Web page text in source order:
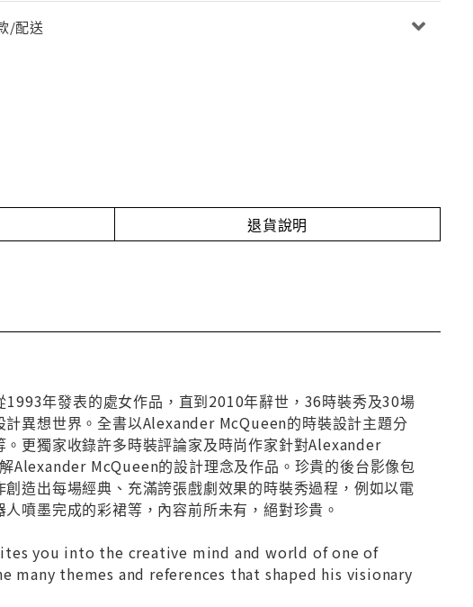
/配送
退貨說明
年發表的處女作品，直到2010年辭世，36時裝秀及30場
異想世界。全書以Alexander McQueen的時裝設計主題分
更獨家收錄許多時裝評論家及時尚作家針對Alexander
Alexander McQueen的設計理念及作品。珍貴的後台影像包
造出每場經典、充滿誇張戲劇效果的時裝秀過程，例如以電
噴墨完成的彩裙等，內容前所未有，絕對珍貴。
you into the creative mind and world of one of
themes and references that shaped his visionary